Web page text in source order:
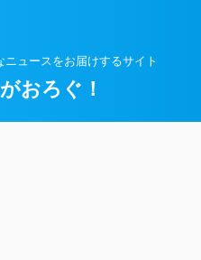
ュースをお届けするサイト
おろぐ！